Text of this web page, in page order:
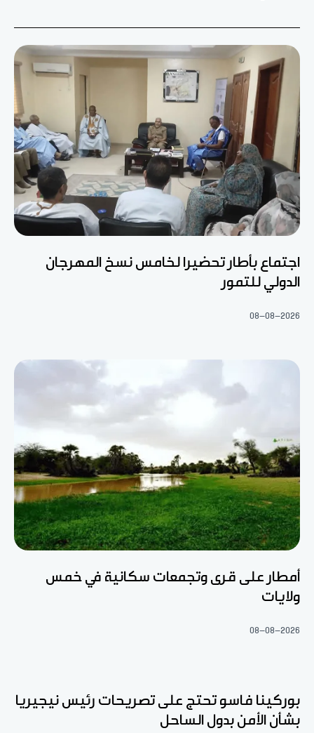
اجتماع بأطار تحضيرا لخامس نسخ المهرجان
الدولي للتمور
08-08-2026
أمطار على قرى وتجمعات سكانية في خمس
ولايات
08-08-2026
بوركينا فاسو تحتج على تصريحات رئيس نيجيريا
بشأن الأمن بدول الساحل